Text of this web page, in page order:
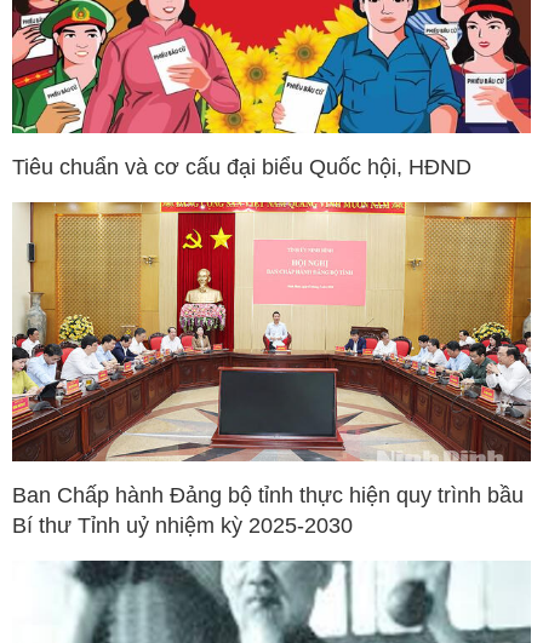
Tiêu chuẩn và cơ cấu đại biểu Quốc hội, HĐND
Ban Chấp hành Đảng bộ tỉnh thực hiện quy trình bầu
Bí thư Tỉnh uỷ nhiệm kỳ 2025-2030